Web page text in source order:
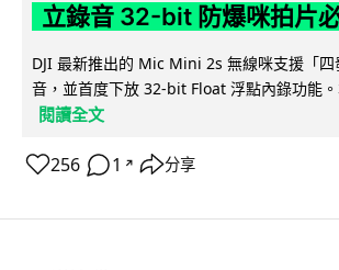
立錄音 32-bit 防爆咪拍片
DJI 最新推出的 Mic Mini 2s 無線咪支援「
音，並首度下放 32-bit Float 浮點內錄功能
閱讀全文
256 1 ↗ 分享